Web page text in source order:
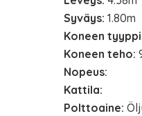
Syväys:1.80m
Koneen
Koneen teho:
Nopeus:
Kattila:
Polttoaine: